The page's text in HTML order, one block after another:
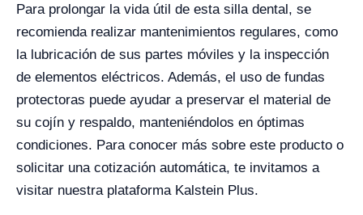
Para prolongar la vida útil de esta silla dental, se
recomienda realizar mantenimientos regulares, como
la lubricación de sus partes móviles y la inspección
de elementos eléctricos. Además, el uso de fundas
protectoras puede ayudar a preservar el material de
su cojín y respaldo, manteniéndolos en óptimas
condiciones. Para conocer más sobre este producto o
solicitar una cotización automática, te invitamos a
visitar nuestra plataforma Kalstein Plus.